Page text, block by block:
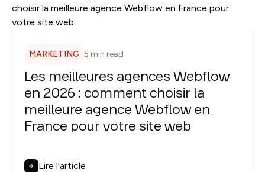
MARKETING 5 min read
Les meilleures agences Webflow
en 2026 : comment choisir la
meilleure agence Webflow en
France pour votre site web
Lire l'article